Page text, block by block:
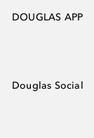
DOUGLAS APP
Douglas Social